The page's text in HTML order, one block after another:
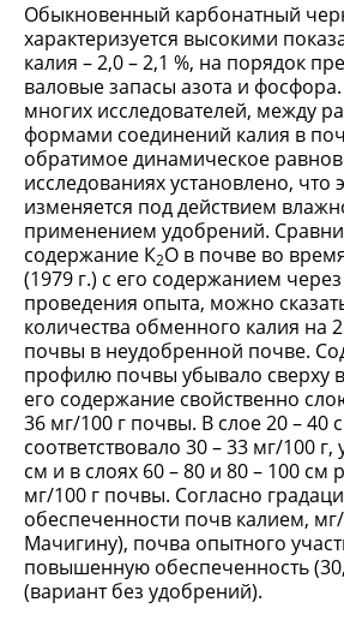
Обыкновенный карбонатный
характеризуется высокими
калия – 2,0 – 2,1 %, на порядок
валовые запасы азота и
многих исследователей, между
формами соединений калия в
обратимое динамическое
исследованиях установлено, что
изменяется под действием
применением удобрений.
содержание К2О в почве во
(1979 г.) с его содержанием
проведения опыта, можно
количества обменного калия на
почвы в неудобренной почве.
профилю почвы убывало сверху
его содержание свойственно
36 мг/100 г почвы. В слое 20 – 40
соответствовало 30 – 33 мг/100
см и в слоях 60 – 80 и 80 – 100 см
мг/100 г почвы. Согласно
обеспеченности почв калием,
Мачигину), почва опытного
повышенную обеспеченность
(вариант без удобрений).